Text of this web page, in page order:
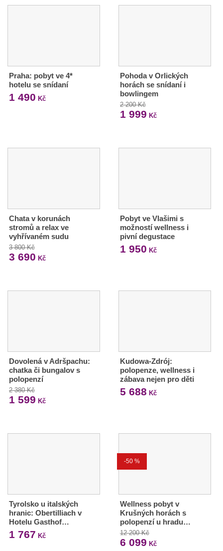
Praha: pobyt ve 4*
hotelu se snídaní
1 490 Kč
Pohoda v Orlických
horách se snídaní i
bowlingem
2 200 Kč
1 999 Kč
Chata v korunách
stromů a relax ve
vyhřívaném sudu
3 800 Kč
3 690 Kč
Pobyt ve Vlašimi s
možností wellness i
pivní degustace
1 950 Kč
Dovolená v Adršpachu:
chatka či bungalov s
polopenzí
2 380 Kč
1 599 Kč
Kudowa-Zdrój:
polopenze, wellness i
zábava nejen pro děti
5 688 Kč
Tyrolsko u italských
hranic: Obertilliach v
Hotelu Gasthof…
1 767 Kč
-50 %
Wellness pobyt v
Krušných horách s
polopenzí u hradu…
12 200 Kč
6 099 Kč